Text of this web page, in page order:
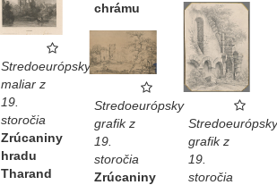
chrámu
Stredoeurópsky
maliar z
19.
storočia
Zrúcaniny
hradu
Tharand
Stredoeurópsky
grafik z
19.
storočia
Stredoeurópsky
grafik z
19.
storočia
Zrúcaniny